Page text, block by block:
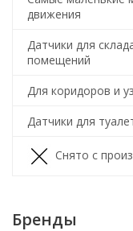
движения
Датчики для
помещений
Для коридоров и
Датчики для
Снято с
Бренды